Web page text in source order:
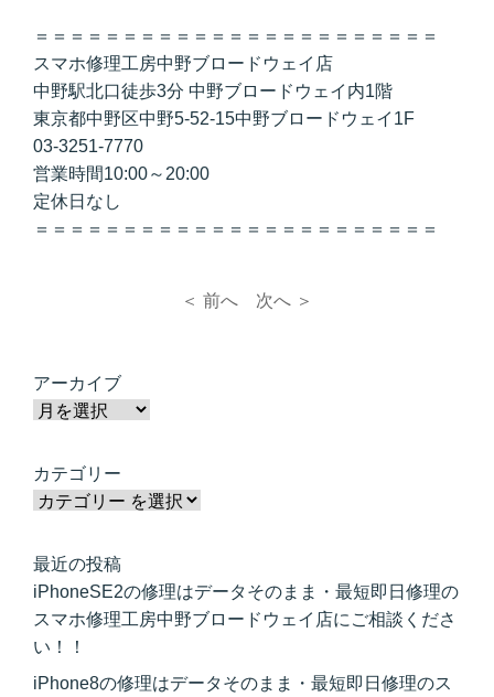
＝＝＝＝＝＝＝＝＝＝＝＝＝＝＝＝＝＝＝＝＝＝＝
スマホ修理工房中野ブロードウェイ店
中野駅北口徒歩3分 中野ブロードウェイ内1階
東京都中野区中野5-52-15中野ブロードウェイ1F
03-3251-7770
営業時間10:00～20:00
定休日なし
＝＝＝＝＝＝＝＝＝＝＝＝＝＝＝＝＝＝＝＝＝＝＝
＜ 前へ 次へ ＞
アーカイブ
カテゴリー
最近の投稿
iPhoneSE2の修理はデータそのまま・最短即日修理の
スマホ修理工房中野ブロードウェイ店にご相談くださ
い！！
iPhone8の修理はデータそのまま・最短即日修理のス